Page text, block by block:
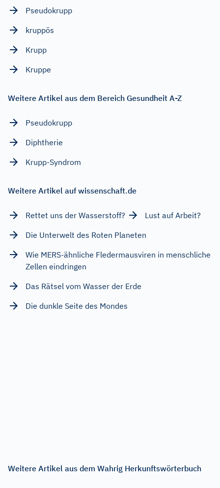
Pseudokrupp
kruppös
Krupp
Kruppe
Weitere Artikel aus dem Bereich Gesundheit A-Z
Pseudokrupp
Diphtherie
Krupp-Syndrom
Weitere Artikel auf wissenschaft.de
Rettet uns der Wasserstoff?
Lust auf Arbeit?
Die Unterwelt des Roten Planeten
Wie MERS-ähnliche Fledermausviren in menschliche
Zellen eindringen
Das Rätsel vom Wasser der Erde
Die dunkle Seite des Mondes
Weitere Artikel aus dem Wahrig Herkunftswörterbuch